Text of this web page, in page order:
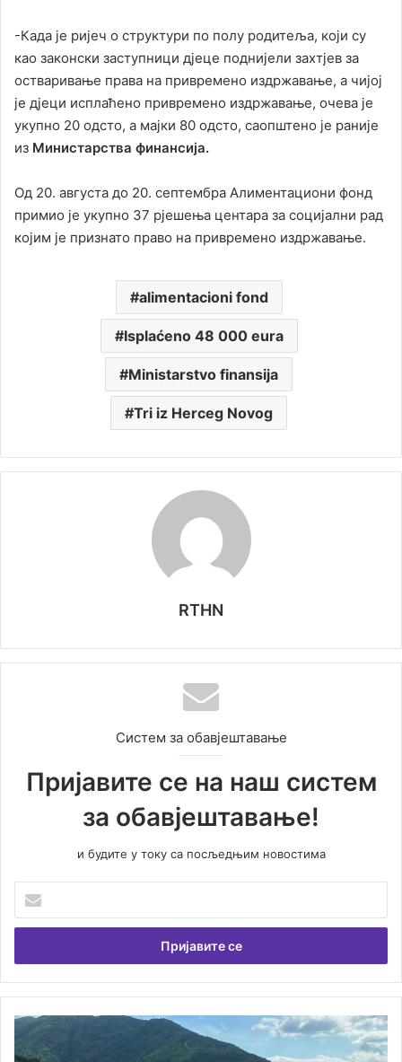
-Када је ријеч о структури по полу родитеља, који су
као законски заступници дјеце поднијели захтјев за
остваривање права на привремено издржавање, а чијој
је дјеци исплаћено привремено издржавање, очева је
укупно 20 одсто, а мајки 80 одсто, саопштено је раније
из Министарства финансија.
Од 20. августа до 20. септембра Алиментациони фонд
примио је укупно 37 рјешења центара за социјални рад
којим је признато право на привремено издржавање.
alimentacioni fond
Isplaćeno 48 000 eura
Ministarstvo finansija
Tri iz Herceg Novog
RTHN
Систем за обавјештавање
Пријавите се на наш систем
за обавјештавање!
и будите у току са посљедњим новостима
е
и
т
В
а
Т
е